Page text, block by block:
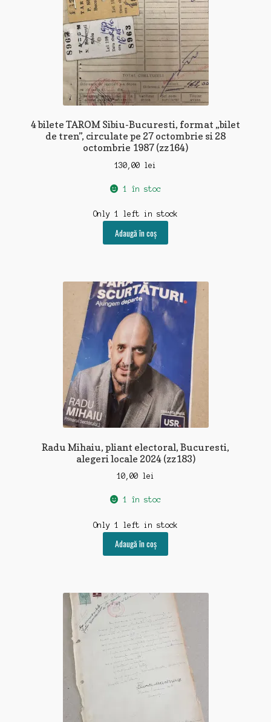
4 bilete TAROM Sibiu-Bucuresti, format „bilet
de tren”, circulate pe 27 octombrie si 28
octombrie 1987 (zz164)
130,00 lei
1 în stoc
Only 1 left in stock
Adaugă în coș
Radu Mihaiu, pliant electoral, Bucuresti,
alegeri locale 2024 (zz183)
10,00 lei
1 în stoc
Only 1 left in stock
Adaugă în coș